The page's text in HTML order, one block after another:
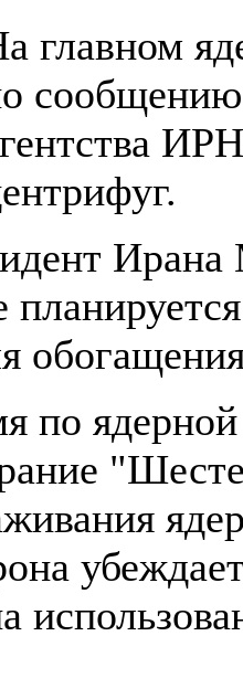
главном
сообщению
по